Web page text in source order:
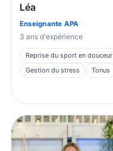
Léa
Enseignante APA
3 ans d'expérience
Reprise du sport en douceur
Gestion du stress
Tonus